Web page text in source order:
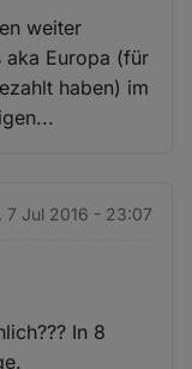
weiter
aka Europa (für
haben) im
7 Jul 2016 - 23:07
In 8